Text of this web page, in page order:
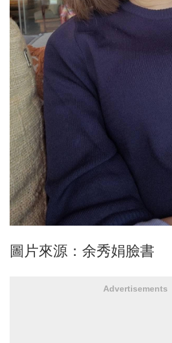
圖片來源：余秀娟臉書
Advertisements